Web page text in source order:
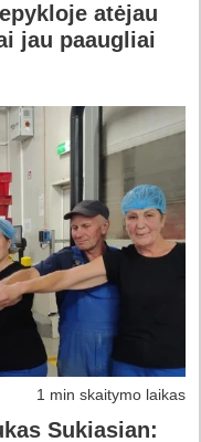
atėjau
jau paaugliai
1 min skaitymo laikas
Sukiasian: